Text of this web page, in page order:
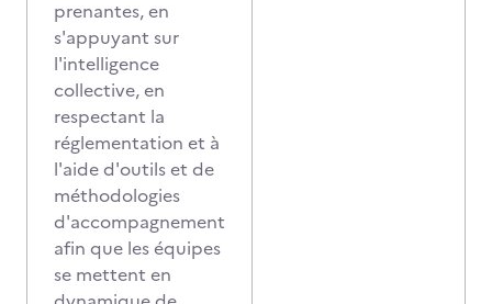
prenantes, en
s'appuyant sur
l'intelligence
collective, en
respectant la
réglementation et à
l'aide d'outils et de
méthodologies
d'accompagnement
afin que les équipes
se mettent en